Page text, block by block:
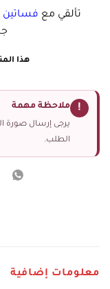
تألقي مع فساتين
هذا
! ملاحظة مهمة
يرجى إرسال صورة
الطلب.
معلومات إضافية